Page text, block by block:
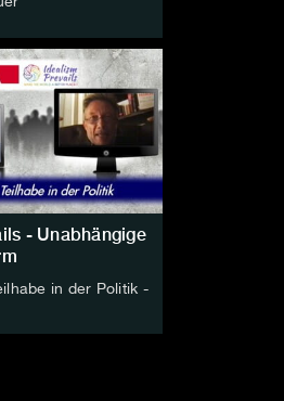
- Unabhängige
in der Politik -